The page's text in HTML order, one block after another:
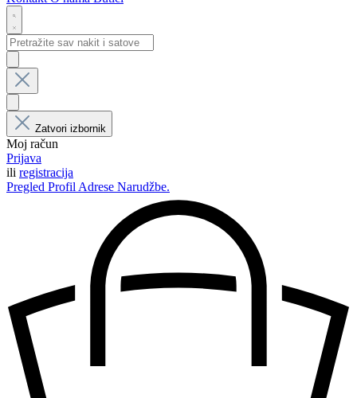
Zatvori izbornik
Moj račun
Prijava
ili registracija
Pregled Profil Adrese Narudžbe.